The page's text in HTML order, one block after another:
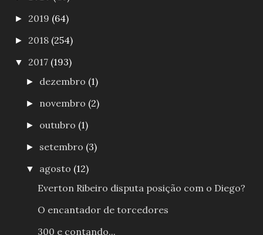
► 2019 (64)
► 2018 (254)
▼ 2017 (193)
► dezembro (1)
► novembro (2)
► outubro (1)
► setembro (3)
▼ agosto (12)
Everton Ribeiro disputa posição com o Diego?
O encantador de torcedores
300 e contando...